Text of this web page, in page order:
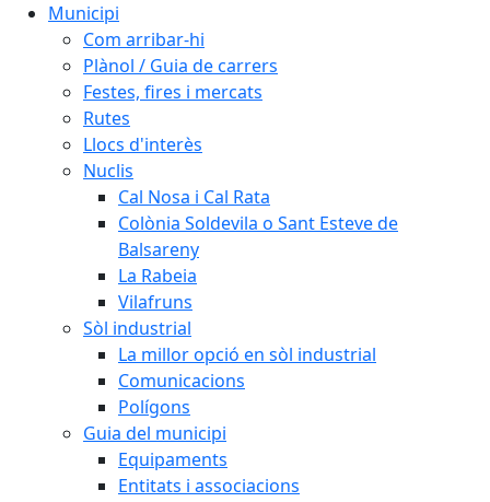
Municipi
Com arribar-hi
Plànol / Guia de carrers
Festes, fires i mercats
Rutes
Llocs d'interès
Nuclis
Cal Nosa i Cal Rata
Colònia Soldevila o Sant Esteve de
Balsareny
La Rabeia
Vilafruns
Sòl industrial
La millor opció en sòl industrial
Comunicacions
Polígons
Guia del municipi
Equipaments
Entitats i associacions